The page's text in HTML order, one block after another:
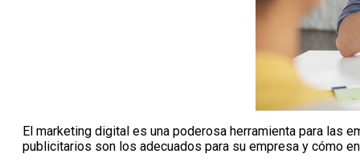
El marketing digital es una poderosa herramienta para las
publicitarios son los adecuados para su empresa y cómo